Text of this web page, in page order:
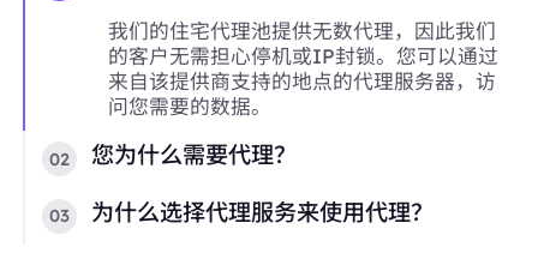
我们的住宅代理池提供无数代理，因此我们
的客户无需担心停机或IP封锁。您可以通过
来自该提供商支持的地点的代理服务器，访
问您需要的数据。
02 您为什么需要代理？
03 为什么选择代理服务来使用代理？